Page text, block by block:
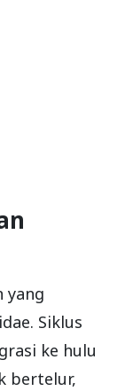
yang
Siklus
ke hulu
bertelur,